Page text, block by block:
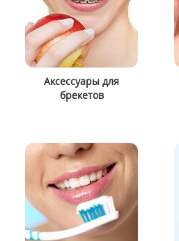
Аксессуары для
брекетов